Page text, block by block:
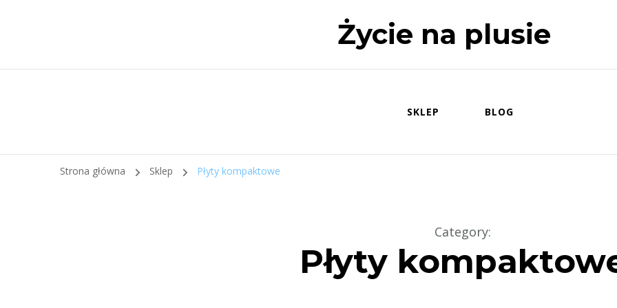
Życie na plusie
SKLEP BLOG
Strona główna Sklep Płyty kompaktowe
Category:
Płyty